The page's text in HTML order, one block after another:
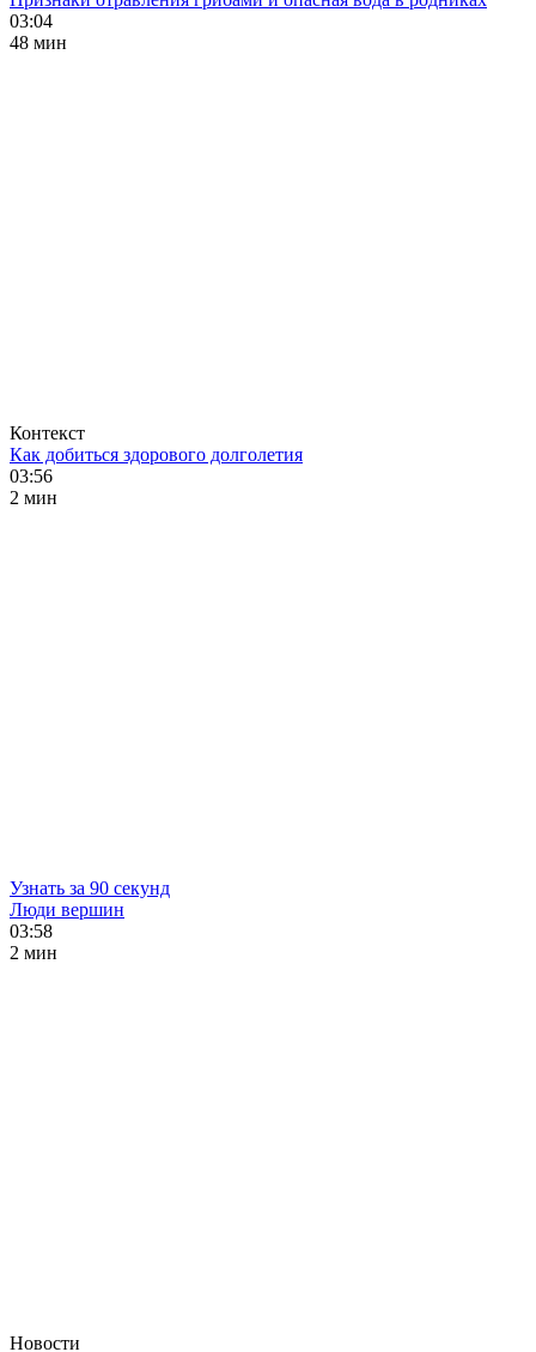
03:04
48 мин
Контекст
Как добиться здорового долголетия
03:56
2 мин
Узнать за 90 секунд
Люди вершин
03:58
2 мин
Новости